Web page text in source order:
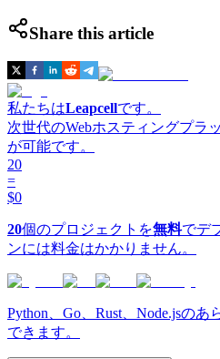
Share this article
私たちはLeapcellです。
次世代のWebホスティングプラ
が可能です。
20
=
$0
20個のプロジェクトを無料でデ
ンには料金はかかりません。
Python、Go、Rust、Node.jsの
できます。